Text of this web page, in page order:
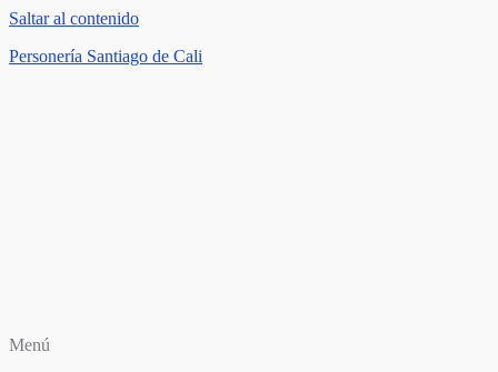
Saltar al contenido
Personería Santiago de Cali
Menú